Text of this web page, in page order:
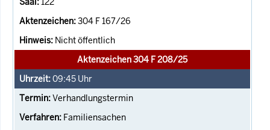
304 F 167/26
Nicht öffentlich
Aktenzeichen 304 F 208/25
09:45 Uhr
Verhandlungstermin
Familiensachen